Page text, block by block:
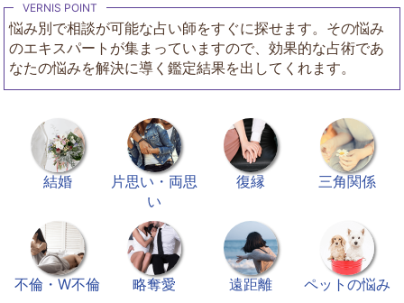
悩み別で相談が可能な占い師をすぐに探せます。その悩み
のエキスパートが集まっていますので、効果的な占術であ
なたの悩みを解決に導く鑑定結果を出してくれます。
結婚
片思い・両思
い
復縁 三角関係
不倫・W不倫 略奪愛 遠距離 ペットの悩み